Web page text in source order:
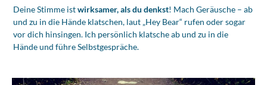
Deine Stimme istwirksamer, als du denkst! Mach Geräusche – ab
und zu in die Hände klatschen, laut „Hey Bear“ rufen oder sogar
vor dich hinsingen. Ich persönlich klatsche ab und zu in die
Hände und führe Selbstgespräche.